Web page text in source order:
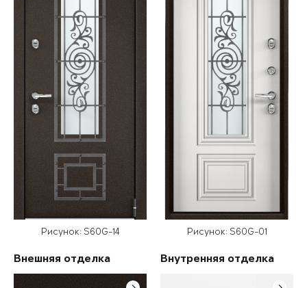
Рисунок: S60G-14
Внешняя отделка
Рисунок: S60G-01
Внутренняя отделка